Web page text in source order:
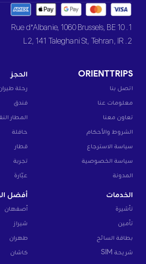
1. 10 Rue d’Albanie, 1060 Brussels, BE
2. L2, 141 Taleghani St, Tehran, IR
ORIENTTRIPS
اتصل بنا
معلومات عنا
تعاون معنا
الشروط والأحكام
سياسة الاسترجاع
سياسة الخصوصية
المدونة
الحجز
رحلة
فندق
المطار
حافلة
قطار
تجربة
عبّارة
الخدمات
تأشيرة
تأمين
بطاقة السائح
شريحة SIM
أفضل
أصفهان
شيراز
طهران
كاشان